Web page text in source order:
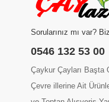
Sorularınız mı var?
0546 132 53 00
Çaykur Çayları Başta
Çevre illerine Ait